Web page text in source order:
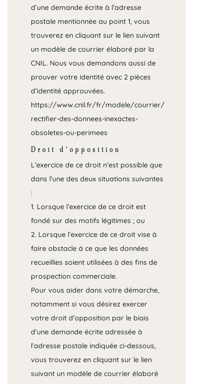
d’une demande écrite à l’adresse
postale mentionnée au point 1, vous
trouverez en cliquant sur le lien suivant
un modèle de courrier élaboré par la
CNIL. Nous vous demandons aussi de
prouver votre identité avec 2 pièces
d’identité approuvées.
https://www.cnil.fr/fr/modele/courrier/
rectifier-des-donnees-inexactes-
obsoletes-ou-perimees
Droit d’opposition
L’exercice de ce droit n’est possible que
dans l’une des deux situations suivantes
:
1. Lorsque l’exercice de ce droit est
fondé sur des motifs légitimes ; ou
2. Lorsque l’exercice de ce droit vise à
faire obstacle à ce que les données
recueillies soient utilisées à des fins de
prospection commerciale.
Pour vous aider dans votre démarche,
notamment si vous désirez exercer
votre droit d’opposition par le biais
d’une demande écrite adressée à
l’adresse postale indiquée ci-dessous,
vous trouverez en cliquant sur le lien
suivant un modèle de courrier élaboré